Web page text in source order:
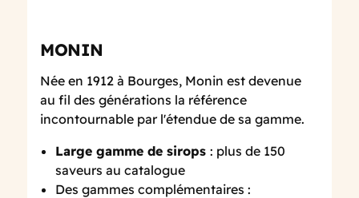
MONIN
Née en 1912 à Bourges, Monin est devenue
au fil des générations la référence
incontournable par l'étendue de sa gamme.
Large gamme de sirops: plus de 150
saveurs au catalogue
Des gammes complémentaires :